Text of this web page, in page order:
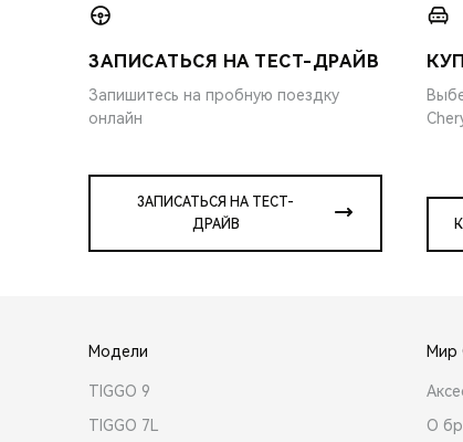
ЗАПИСАТЬСЯ НА ТЕСТ-ДРАЙВ
Запишитесь на пробную поездку
онлайн
ЗАПИСАТЬСЯ НА ТЕСТ-
ДРАЙВ
Модели
TIGGO 9
TIGGO 7L
Мир
О